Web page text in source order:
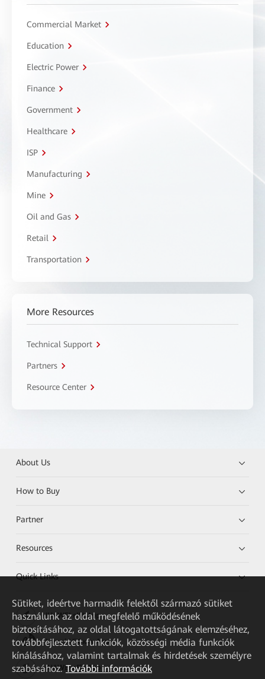
Commercial Market
Education
Electric Power
Finance
Government
Healthcare
ISP
Manufacturing
Mine
Oil and Gas
Retail
Transportation
More Resources
Technical Support
Partners
Resource Center
About Us
How to Buy
Partner
Resources
Quick Links
HUAWEI eKit App
Huawei HiKnow App
HUAWEI eFly App
Sütiket, ideértve harmadik felektől származó sütiket
használunk az oldal megfelelő működésének
biztosításához, az oldal látogatottságának elemzéséhez,
továbbfejlesztett funkciók, közösségi média funkciók
kínálásához, valamint tartalmak és hirdetések személyre
szabásához. További információk